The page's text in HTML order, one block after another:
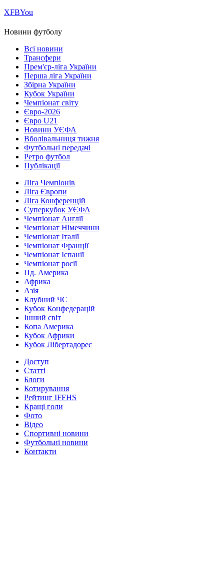
ХFBYou
Новини футболу
Всі новини
Трансфери
Прем'єр-ліга України
Перша ліга України
Збірна України
Кубок України
Чемпіонат світу
Євро-2026
Євро U21
Новини УЄФА
Вболівальниця тижня
Футбольні передачі
Ретро футбол
Публікації
Ліга Чемпіонів
Ліга Європи
Ліга Конференцій
Суперкубок УЄФА
Чемпіонат Англії
Чемпіонат Німеччини
Чемпіонат Італії
Чемпіонат Франції
Чемпіонат Іспанії
Чемпіонат росії
Пд. Америка
Африка
Азія
Клубний ЧС
Кубок Конфедерацій
Інший світ
Копа Америка
Кубок Африки
Кубок Лібертадорес
Доступ
Статті
Блоги
Котирування
Рейтинг IFFHS
Кращі голи
Фото
Відео
Спортивні новини
Футбольні новини
Контакти